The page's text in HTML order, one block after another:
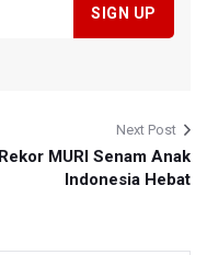
Next Post
Rekor MURI Senam Anak
Indonesia Hebat